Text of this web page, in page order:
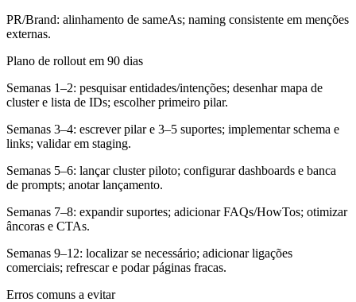
PR/Brand: alinhamento de sameAs; naming consistente em menções
externas.
Plano de rollout em 90 dias
Semanas 1–2: pesquisar entidades/intenções; desenhar mapa de
cluster e lista de IDs; escolher primeiro pilar.
Semanas 3–4: escrever pilar e 3–5 suportes; implementar schema e
links; validar em staging.
Semanas 5–6: lançar cluster piloto; configurar dashboards e banca
de prompts; anotar lançamento.
Semanas 7–8: expandir suportes; adicionar FAQs/HowTos; otimizar
âncoras e CTAs.
Semanas 9–12: localizar se necessário; adicionar ligações
comerciais; refrescar e podar páginas fracas.
Erros comuns a evitar